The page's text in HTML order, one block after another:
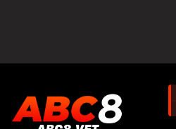
Đúng